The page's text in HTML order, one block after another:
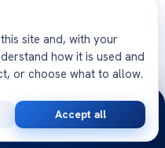
choisir un spécialiste
domaine.
les patientes peuvent
minimiser les
les résultats
site and, with your
how it is used and
or choose what to allow.
Accept all
Consultation
Opinion